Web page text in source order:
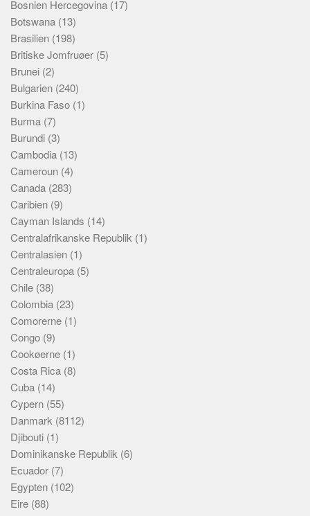
Webstedet
Forhistorien
Redigering
Tekstannoncer
Bannere
Hjælp
Bosnien Hercegovina (17)
Botswana (13)
Brasilien (198)
Britiske Jomfruøer (5)
Brunei (2)
Bulgarien (240)
Burkina Faso (1)
Burma (7)
Burundi (3)
Cambodia (13)
Cameroun (4)
Canada (283)
Caribien (9)
Cayman Islands (14)
Centralafrikanske Republik (1)
Centralasien (1)
Centraleuropa (5)
Chile (38)
Colombia (23)
Comorerne (1)
Congo (9)
Cookøerne (1)
Costa Rica (8)
Cuba (14)
Cypern (55)
Danmark (8112)
Djibouti (1)
Dominikanske Republik (6)
Ecuador (7)
Egypten (102)
Eire (88)